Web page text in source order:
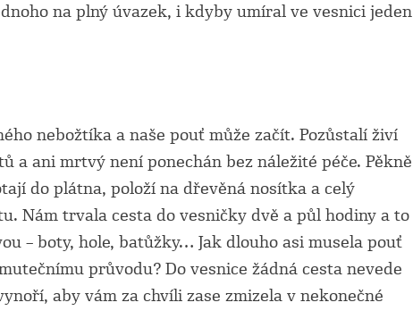
na plný úvazek, i kdyby umíral ve vesnici jeden
nebožtíka a naše pouť může začít. Pozůstalí živí
a ani mrtvý není ponechán bez náležité péče. Pěkně
do plátna, položí na dřevěná nosítka a celý
Nám trvala cesta do vesničky dvě a půl hodiny a to
– boty, hole, batůžky… Jak dlouho asi musela pouť
průvodu? Do vesnice žádná cesta nevede
aby vám za chvíli zase zmizela v nekonečné